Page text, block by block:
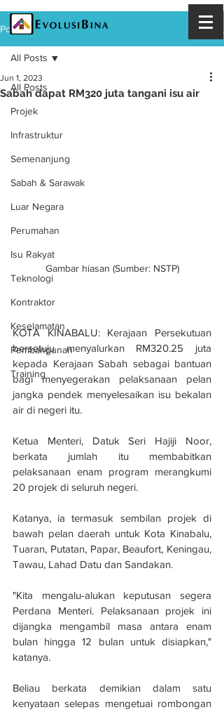
Post
All Posts
Projek
Infrastruktur
Semenanjung
Sabah & Sarawak
Luar Negara
Perumahan
Isu Rakyat
Teknologi
Kontraktor
Keselamatan
Pembangunan
Training
All Posts
Sabah dapat RM320 juta tangani isu air
Jun 1, 2023
Gambar hiasan (Sumber: NSTP)
KOTA KINABALU: Kerajaan Persekutuan
bersetuju menyalurkan RM320.25 juta
kepada Kerajaan Sabah sebagai bantuan
bagi menyegerakan pelaksanaan pelan
jangka pendek menyelesaikan isu bekalan
air di negeri itu.
Ketua Menteri, Datuk Seri Hajiji Noor,
berkata jumlah itu membabitkan
pelaksanaan enam program merangkumi
20 projek di seluruh negeri.
Katanya, ia termasuk sembilan projek di
bawah pelan daerah untuk Kota Kinabalu,
Tuaran, Putatan, Papar, Beaufort, Keningau,
Tawau, Lahad Datu dan Sandakan.
"Kita mengalu-alukan keputusan segera
Perdana Menteri. Pelaksanaan projek ini
dijangka mengambil masa antara enam
bulan hingga 12 bulan untuk disiapkan,"
katanya.
Beliau berkata demikian dalam satu
kenyataan selepas mengetuai rombongan